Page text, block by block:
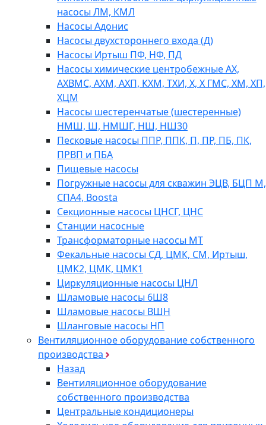
насосы ЛМ, КМЛ
Насосы Адонис
Насосы двухстороннего входа (Д)
Насосы Иртыш ПФ, НФ, ПД
Насосы химические центробежные АХ,
АХВМС, АХМ, АХП, КХМ, ТХИ, Х, Х ГМС, ХМ, ХП,
ХЦМ
Насосы шестеренчатые (шестеренные)
НМШ, Ш, НМШГ, НШ, НШ30
Песковые насосы ППР, ППК, П, ПР, ПБ, ПК,
ПРВП и ПБА
Пищевые насосы
Погружные насосы для скважин ЭЦВ, БЦП М,
СПА4, Boosta
Секционные насосы ЦНСГ, ЦНС
Станции насосные
Трансформаторные насосы МТ
Фекальные насосы СД, ЦМК, СМ, Иртыш,
ЦМК2, ЦМК, ЦМК1
Циркуляционные насосы ЦНЛ
Шламовые насосы 6Ш8
Шламовые насосы ВШН
Шланговые насосы НП
Вентиляционное оборудование собственного
производства
Назад
Вентиляционное оборудование
собственного производства
Центральные кондиционеры